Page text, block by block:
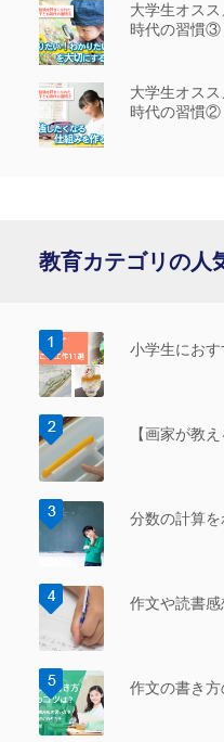
大学生オス
時代の習慣③
大学生オス
時代の習慣②
教育カテゴリの人
小学生にお
【画家が教
分数の計算
作文や読書
作文の書き